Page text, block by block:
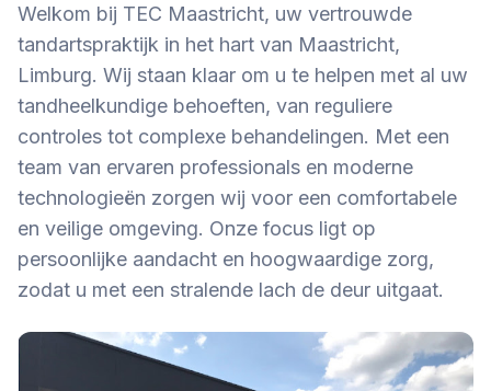
Welkom bij TEC Maastricht, uw vertrouwde
tandartspraktijk in het hart van Maastricht,
Limburg. Wij staan klaar om u te helpen met al uw
tandheelkundige behoeften, van reguliere
controles tot complexe behandelingen. Met een
team van ervaren professionals en moderne
technologieën zorgen wij voor een comfortabele
en veilige omgeving. Onze focus ligt op
persoonlijke aandacht en hoogwaardige zorg,
zodat u met een stralende lach de deur uitgaat.